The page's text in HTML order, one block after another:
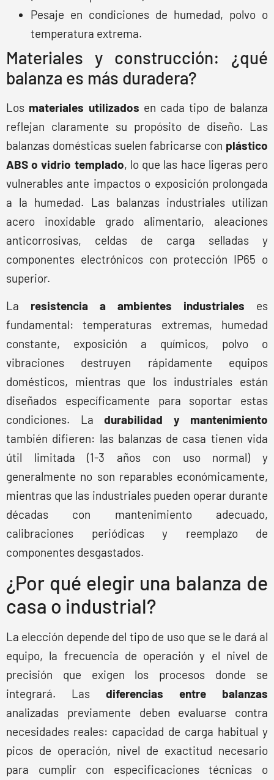
Pesaje en condiciones de humedad, polvo o
temperatura extrema.
Materiales y construcción: ¿qué
balanza es más duradera?
Los materiales utilizados en cada tipo de balanza
reflejan claramente su propósito de diseño. Las
balanzas domésticas suelen fabricarse con plástico
ABS o vidrio templado, lo que las hace ligeras pero
vulnerables ante impactos o exposición prolongada
a la humedad. Las balanzas industriales utilizan
acero inoxidable grado alimentario, aleaciones
anticorrosivas, celdas de carga selladas y
componentes electrónicos con protección IP65 o
superior.
La resistencia a ambientes industriales es
fundamental: temperaturas extremas, humedad
constante, exposición a químicos, polvo o
vibraciones destruyen rápidamente equipos
domésticos, mientras que los industriales están
diseñados específicamente para soportar estas
condiciones. La durabilidad y mantenimiento
también difieren: las balanzas de casa tienen vida
útil limitada (1-3 años con uso normal) y
generalmente no son reparables económicamente,
mientras que las industriales pueden operar durante
décadas con mantenimiento adecuado,
calibraciones periódicas y reemplazo de
componentes desgastados.
¿Por qué elegir una balanza de
casa o industrial?
La elección depende del tipo de uso que se le dará al
equipo, la frecuencia de operación y el nivel de
precisión que exigen los procesos donde se
integrará. Las diferencias entre balanzas
analizadas previamente deben evaluarse contra
necesidades reales: capacidad de carga habitual y
picos de operación, nivel de exactitud necesario
para cumplir con especificaciones técnicas o